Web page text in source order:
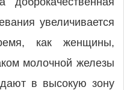
увеличивается
как женщины,
молочной железы
в высокую зону